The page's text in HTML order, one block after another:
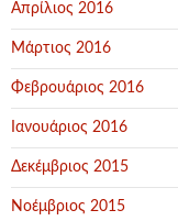
Απρίλιος 2016
Μάρτιος 2016
Φεβρουάριος 2016
Ιανουάριος 2016
Δεκέμβριος 2015
Νοέμβριος 2015